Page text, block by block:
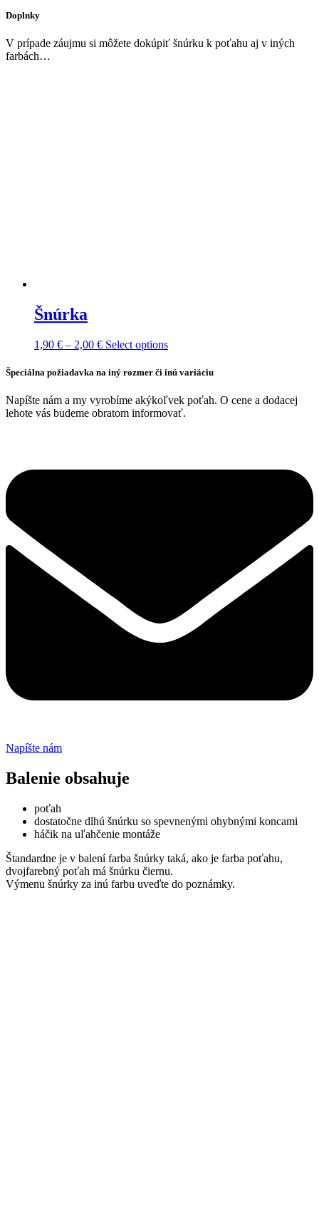
Doplnky
V prípade záujmu si môžete dokúpiť šnúrku k poťahu aj v iných
farbách…
Šnúrka
1,90 € – 2,00 €Price
1,90 €
2,00 €
Select optionsThis
has
variants.
The
options
on
Špeciálna požiadavka na iný rozmer či inú variáciu
Napíšte nám a my vyrobíme akýkoľvek poťah. O cene a dodacej
lehote vás budeme obratom informovať.
Napíšte nám
Balenie obsahuje
poťah
dostatočne dlhú šnúrku so spevnenými ohybnými koncami
háčik na uľahčenie montáže
Štandardne je v balení farba šnúrky taká, ako je farba poťahu,
dvojfarebný poťah má šnúrku čiernu.
Výmenu šnúrky za inú farbu uveďte do poznámky.